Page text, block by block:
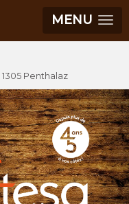
MENU
| 1305 Penthalaz